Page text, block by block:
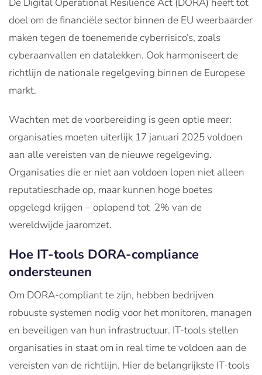
doel om de financiële sector binnen de EU weerbaarder
maken tegen de toenemende cyberrisico’s, zoals
cyberaanvallen en datalekken. Ook harmoniseert de
richtlijn de nationale regelgeving binnen de Europese
markt.
Wachten met de voorbereiding is geen optie meer:
organisaties moeten uiterlijk 17 januari 2025 voldoen
aan alle vereisten van de nieuwe regelgeving.
Organisaties die er niet aan voldoen lopen niet alleen
reputatieschade op, maar kunnen hoge boetes
opgelegd krijgen – oplopend tot 2% van de
wereldwijde jaaromzet.
Hoe IT-tools DORA-compliance
ondersteunen
Om DORA-compliant te zijn, hebben bedrijven
robuuste systemen nodig voor het monitoren, managen
en beveiligen van hun infrastructuur. IT-tools stellen
organisaties in staat om in real time te voldoen aan de
vereisten van de richtlijn. Hier de belangrijkste IT-tools